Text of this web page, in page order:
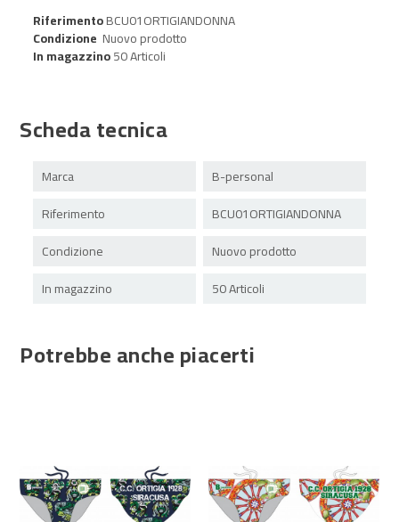
RiferimentoBCU01ORTIGIANDONNA
Condizione Nuovo prodotto
In magazzino50 Articoli
Scheda tecnica
Marca
B-personal
Riferimento
BCU01ORTIGIANDONNA
Condizione
Nuovo prodotto
In magazzino
50 Articoli
Potrebbe anche piacerti